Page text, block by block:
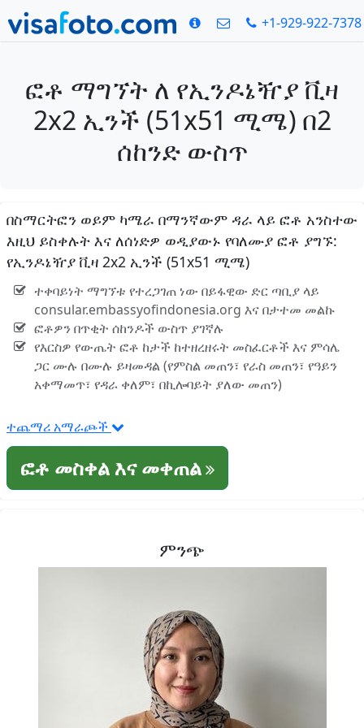
+1-929-922-7378
ፎቶ ማግኘት ለ የኢንዶኔዥያ ቪዛ
2x2 ኢንች (51x51 ሚሜ) በ2
ሰከንድ ውስጥ
በስማርትፎን ወይም ካሜራ በማንኛውም ዳራ ላይ ፎቶ አንስተው
እዚህ ይስቀሉት እና ለሰነድዎ ወዲያውኑ የባለሙያ ፎቶ ያግኙ:
የኢንዶኔዥያ ቪዛ 2x2 ኢንች (51x51 ሚሜ)
ተቀባይነት ማግኘቱ የተረጋገጠ ነው በይፋዊው ድር ጣቢያ ላይ
consular.embassyofindonesia.org እና በታተመ መልኩ
ፎቶዎን በጥቂት ሰከንዶች ውስጥ ያገኛሉ
የእርስዎ የውጤት ፎቶ ከታች ከተዘረዘሩት መስፈርቶች እና ምሳሌ
ጋር ሙሉ በሙሉ ይዛመዳል (የምስል መጠን፣ የራስ መጠን፣ የዓይን
አቀማመጥ፣ የዳራ ቀለም፣ በኪሎባይት ያለው መጠን)
ተጨማሪ አማራጮች
ፎቶ መስቀል እና መቀጠል
ምንጭ